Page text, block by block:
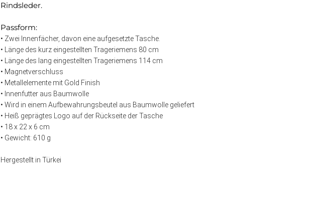
Rindsleder.
Passform:
• Zwei Innenfächer, davon eine aufgesetzte Tasche.
• Länge des kurz eingestellten Trageriemens 80 cm
• Länge des lang eingestellten Trageriemens 114 cm
• Magnetverschluss
• Metallelemente mit Gold Finish
• Innenfutter aus Baumwolle
• Wird in einem Aufbewahrungsbeutel aus Baumwolle geliefert
• Heiß geprägtes Logo auf der Rückseite der Tasche
• 18 x 22 x 6 cm
• Gewicht: 610 g
Hergestellt in Türkei